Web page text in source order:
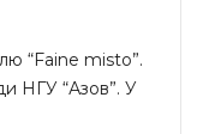
“Faine misto”.
НГУ “Азов”. У